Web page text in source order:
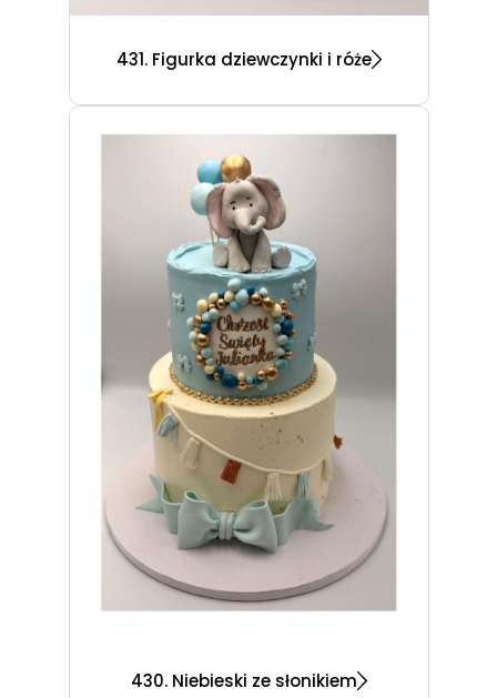
431. Figurka dziewczynki i róże
430. Niebieski ze słonikiem